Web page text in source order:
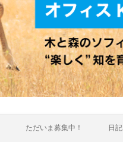
ただいま募集中！ 日記